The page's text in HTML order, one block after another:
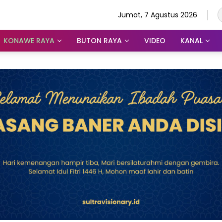
Jumat, 7 Agustus 2026
KONAWE RAYA BUTON RAYA VIDEO KANAL